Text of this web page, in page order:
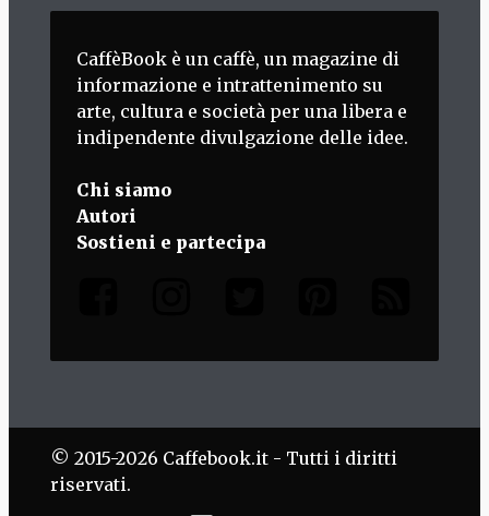
CaffèBook è un caffè, un magazine di
informazione e intrattenimento su
arte, cultura e società per una libera e
indipendente divulgazione delle idee.
Chi siamo
Autori
Sostieni e partecipa
© 2015-2026 Caffebook.it - Tutti i diritti
riservati.